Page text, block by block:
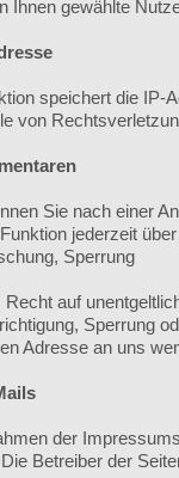
Ihnen gewählte
speichert die IP-
von
Sie nach einer
jederzeit
Sperrung
Recht auf
Sperrung
Adresse an uns
der
Betreiber der